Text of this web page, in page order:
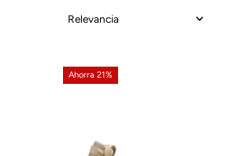
Más relevantes
Alfabéticamente, Z-A
Ahorra 21%